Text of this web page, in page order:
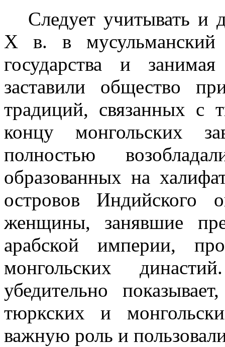
Следует учитывать и
X в. в
государства и
заставили общество
традиций, связанных
концу монгольских
полностью
образованных на
островов Индийского
женщины, занявшие
арабской империи,
монгольских
убедительно
тюркских и
важную роль и